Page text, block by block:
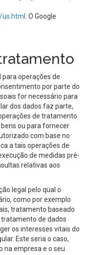
. O Google
para operações de
por parte do
for necessário para
dos dados faz parte,
de tratamento
ou para fornecer
com base no
a tais operações de
de medidas pré-
relativas aos
legal pelo qual o
como por exemplo
tratamento baseado
tratamento de dados
os interesses vitais do
Este seria o caso,
na empresa e o seu